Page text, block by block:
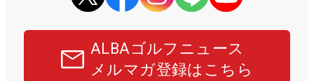
ALBAゴルフニュース
メルマガ登録はこちら